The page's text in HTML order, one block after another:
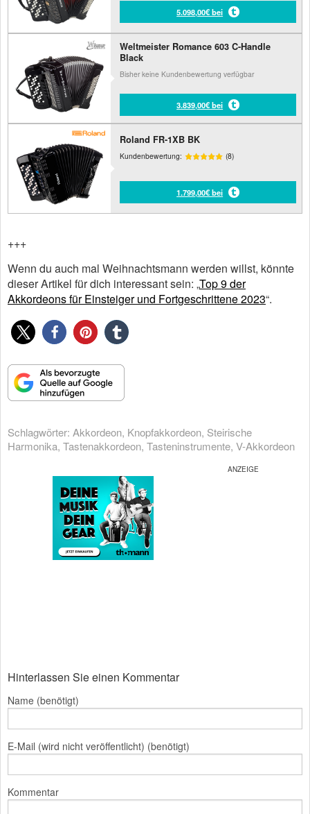
5.098,00€ bei
Weltmeister Romance 603 C-Handle
Black
Bisher keine Kundenbewertung verfügbar
3.839,00€ bei
Roland FR-1XB BK
Kundenbewertung: (8)
1.799,00€ bei
+++
Wenn du auch mal Weihnachtsmann werden willst, könnte
dieser Artikel für dich interessant sein: „Top 9 der
Akkordeons für Einsteiger und Fortgeschrittene 2023“.
Schlagwörter: Akkordeon, Knopfakkordeon, Steirische
Harmonika, Tastenakkordeon, Tasteninstrumente, V-Akkordeon
Hinterlassen Sie einen Kommentar
Name (benötigt)
E-Mail (wird nicht veröffentlicht) (benötigt)
Kommentar